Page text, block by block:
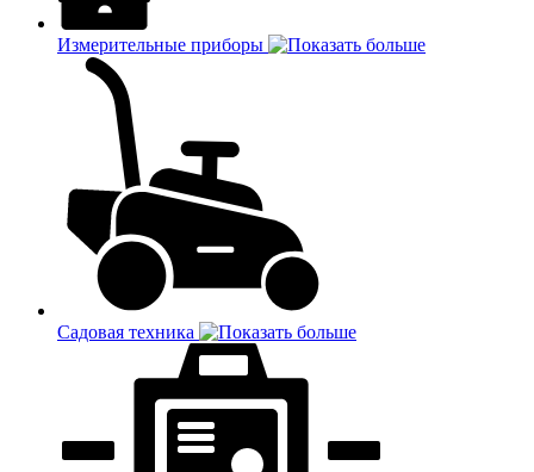
Измерительные приборы
Садовая техника